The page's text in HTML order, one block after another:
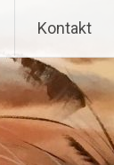
Kontakt